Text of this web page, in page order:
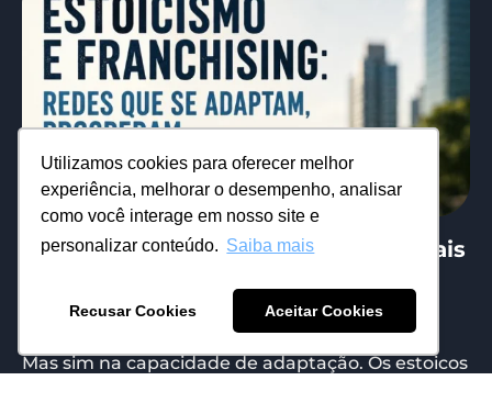
Utilizamos cookies para oferecer melhor
experiência, melhorar o desempenho, analisar
como você interage em nosso site e
personalizar conteúdo. Saiba mais
Recusar Cookies Aceitar Cookies
Tem redes que quebram quando o
mercado está ruim. Outras ficam mais
19/06/2026Eduardo Mattos
Mas sim na capacidade de adaptação. Os estoicos